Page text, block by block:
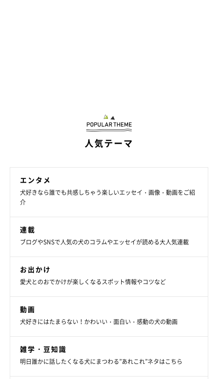
人気テーマ
エンタメ
犬好きなら誰でも共感しちゃう楽しいエッセイ・画像・動画をご紹
介
連載
ブログやSNSで人気の犬のコラムやエッセイが読める大人気連載
お出かけ
愛犬とのおでかけが楽しくなるスポット情報やコツなど
動画
犬好きにはたまらない！かわいい・面白い・感動の犬の動画
雑学・豆知識
明日誰かに話したくなる犬にまつわる”あれこれ”ネタはこちら